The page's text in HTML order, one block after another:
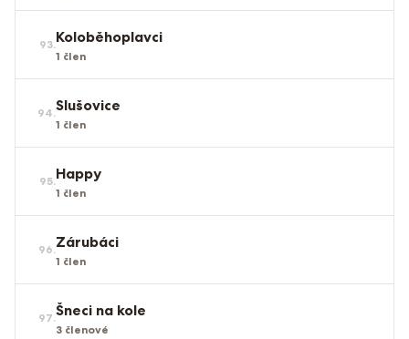
93.Koloběhoplavci
1 člen
94.Slušovice
1 člen
95.Happy
1 člen
96.Zárubáci
1 člen
97.Šneci na kole
3 členové